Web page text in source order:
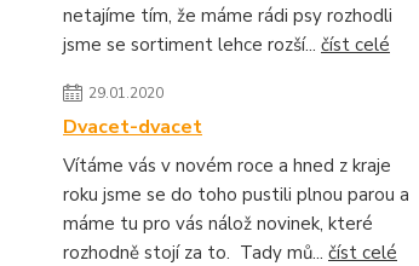
netajíme tím, že máme rádi psy rozhodli
jsme se sortiment lehce rozší... číst celé
29.01.2020
Dvacet-dvacet
Vítáme vás v novém roce a hned z kraje
roku jsme se do toho pustili plnou parou a
máme tu pro vás nálož novinek, které
rozhodně stojí za to. Tady mů... číst celé